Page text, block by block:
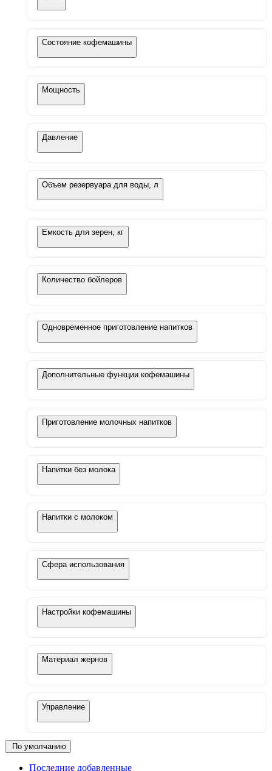
Состояние кофемашины
Мощность
Давление
Объем резервуара для воды, л
Емкость для зерен, кг
Количество бойлеров
Одновременное приготовление напитков
Дополнительные функции кофемашины
Приготовление молочных напитков
Напитки без молока
Напитки с молоком
Сфера использования
Настройки кофемашины
Материал жернов
Управление
По умолчанию
Последние добавленные